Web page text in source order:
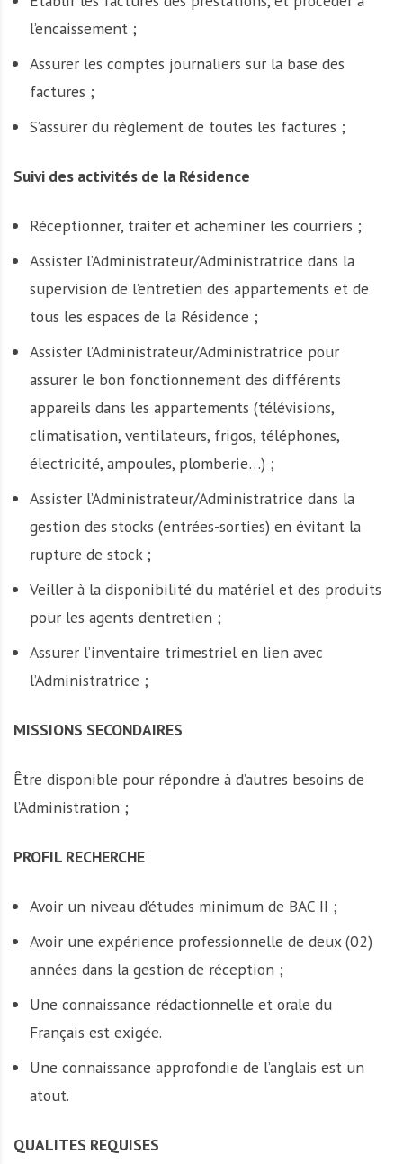
l’encaissement ;
Assurer les comptes journaliers sur la base des
factures ;
S’assurer du règlement de toutes les factures ;
Suivi des activités de la Résidence
Réceptionner, traiter et acheminer les courriers ;
Assister l’Administrateur/Administratrice dans la
supervision de l’entretien des appartements et de
tous les espaces de la Résidence ;
Assister l’Administrateur/Administratrice pour
assurer le bon fonctionnement des différents
appareils dans les appartements (télévisions,
climatisation, ventilateurs, frigos, téléphones,
électricité, ampoules, plomberie…) ;
Assister l’Administrateur/Administratrice dans la
gestion des stocks (entrées-sorties) en évitant la
rupture de stock ;
Veiller à la disponibilité du matériel et des produits
pour les agents d’entretien ;
Assurer l’inventaire trimestriel en lien avec
l’Administratrice ;
MISSIONS SECONDAIRES
Être disponible pour répondre à d’autres besoins de
l’Administration ;
PROFIL RECHERCHE
Avoir un niveau d’études minimum de BAC II ;
Avoir une expérience professionnelle de deux (02)
années dans la gestion de réception ;
Une connaissance rédactionnelle et orale du
Français est exigée.
Une connaissance approfondie de l’anglais est un
atout.
QUALITES REQUISES